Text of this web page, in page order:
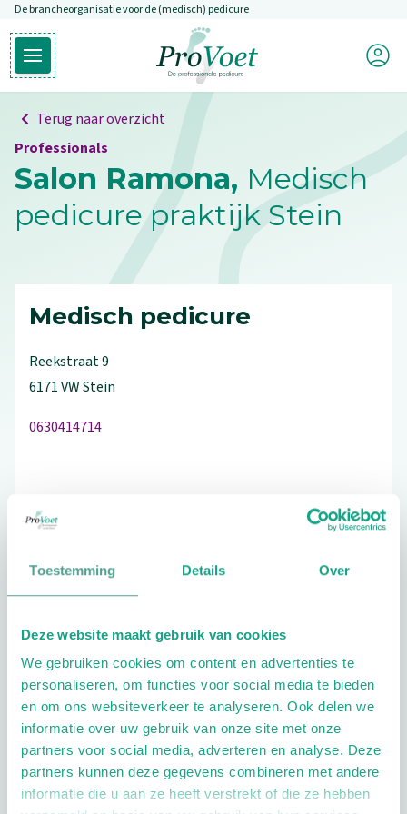
Toestemming Details Over
Deze website maakt gebruik van cookies
We gebruiken cookies om content en advertenties te
personaliseren, om functies voor social media te bieden
en om ons websiteverkeer te analyseren. Ook delen we
informatie over uw gebruik van onze site met onze
partners voor social media, adverteren en analyse. Deze
partners kunnen deze gegevens combineren met andere
informatie die u aan ze heeft verstrekt of die ze hebben
Overslaan en naar de inhoud gaan
De brancheorganisatie voor de (medisch) pedicure
Open hoofdmenu
Ga naar de homepagina
Mijn
Terug naar overzicht
Professionals
Salon Ramona, Medisch
pedicure praktijk Stein
Medisch pedicure
Reekstraat9
6171 VWStein
0630414714
Aandachtsgebieden
Diabetes Reuma
Extra opties